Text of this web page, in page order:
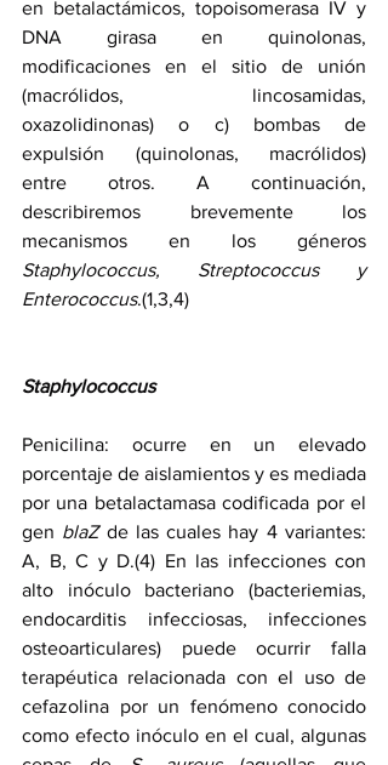
en betalactámicos, topoisomerasa IV y
DNA girasa en quinolonas,
modificaciones en el sitio de unión
(macrólidos, lincosamidas,
oxazolidinonas) o c) bombas de
expulsión (quinolonas, macrólidos)
entre otros. A continuación,
describiremos brevemente los
Staphylococcus, Streptococcus y
Enterococcus.(1,3,4)
Staphylococcus
Penicilina: ocurre en un elevado
porcentaje de aislamientos y es mediada
por una betalactamasa codificada por el
gen blaZ de las cuales hay 4 variantes:
A, B, C y D.(4) En las infecciones con
alto inóculo bacteriano (bacteriemias,
endocarditis infecciosas, infecciones
osteoarticulares) puede ocurrir falla
terapéutica relacionada con el uso de
cefazolina por un fenómeno conocido
como efecto inóculo en el cual, algunas